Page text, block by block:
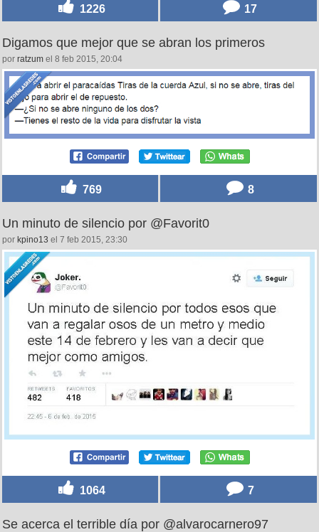
1226 17
Digamos que mejor que se abran los primeros
por ratzum el 8 feb 2015, 20:04
769 8
Un minuto de silencio por @Favorit0
por kpino13 el 7 feb 2015, 23:30
1064 7
Se acerca el terrible día por @alvarocarnero97